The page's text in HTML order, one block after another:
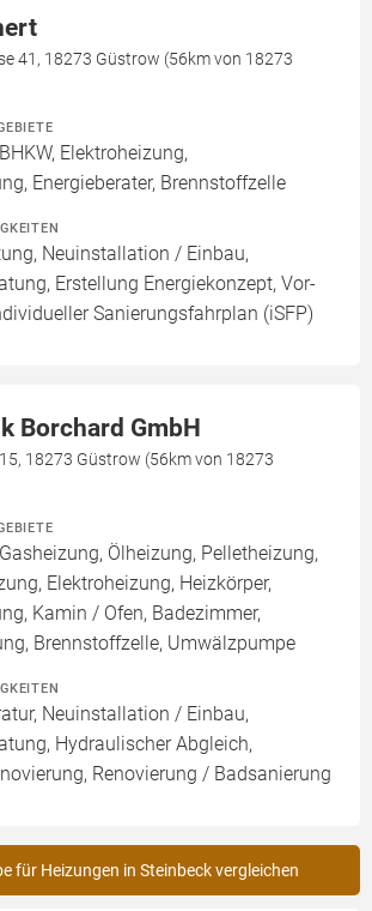
41, 18273 Güstrow (56km von 18273
Elektroheizung,
Energieberater, Brennstoffzelle
Neuinstallation / Einbau,
Erstellung Energiekonzept, Vor-
Sanierungsfahrplan (iSFP)
Borchard GmbH
18273 Güstrow (56km von 18273
Ölheizung, Pelletheizung,
Elektroheizung, Heizkörper,
Kamin / Ofen, Badezimmer,
Brennstoffzelle, Umwälzpumpe
Neuinstallation / Einbau,
Hydraulischer Abgleich,
Renovierung / Badsanierung
für Heizungen in Steinbeck vergleichen